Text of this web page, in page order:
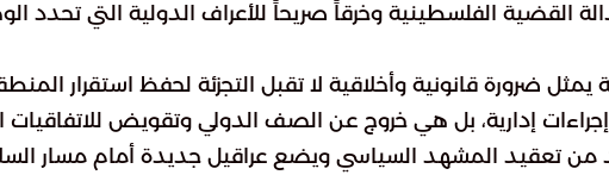
القضية الفلسطينية وخرقاً صريحاً للأعراف الدولية التي تحدد
يمثل ضرورة قانونية وأخلاقية لا تقبل التجزئة لحفظ استقرار
إجراءات إدارية، بل هي خروج عن الصف الدولي وتقويض للاتفاقيات
تعقيد المشهد السياسي ويضع عراقيل جديدة أمام مسار